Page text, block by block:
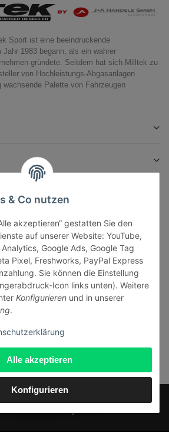
Alle akzeptieren
Konfigurieren
& Co nutzen
akzeptieren“ gestatten Sie den
auf unserer Website: YouTube,
Google Ads, Google Tag
Pixel, Freshworks, PayPal Express
Sie können die Einstellung
Icon links unten). Weitere
Konfigurieren und in unserer
.
Sport ist eine beeindruckende
1983 begann, als ein wahrer
gründete. Seitdem hat sich Milltek zu
von Hochleistungs-Abgasanlagen
Palette von Fahrzeugen
widerrufen
Perfected byDreizack Medien.